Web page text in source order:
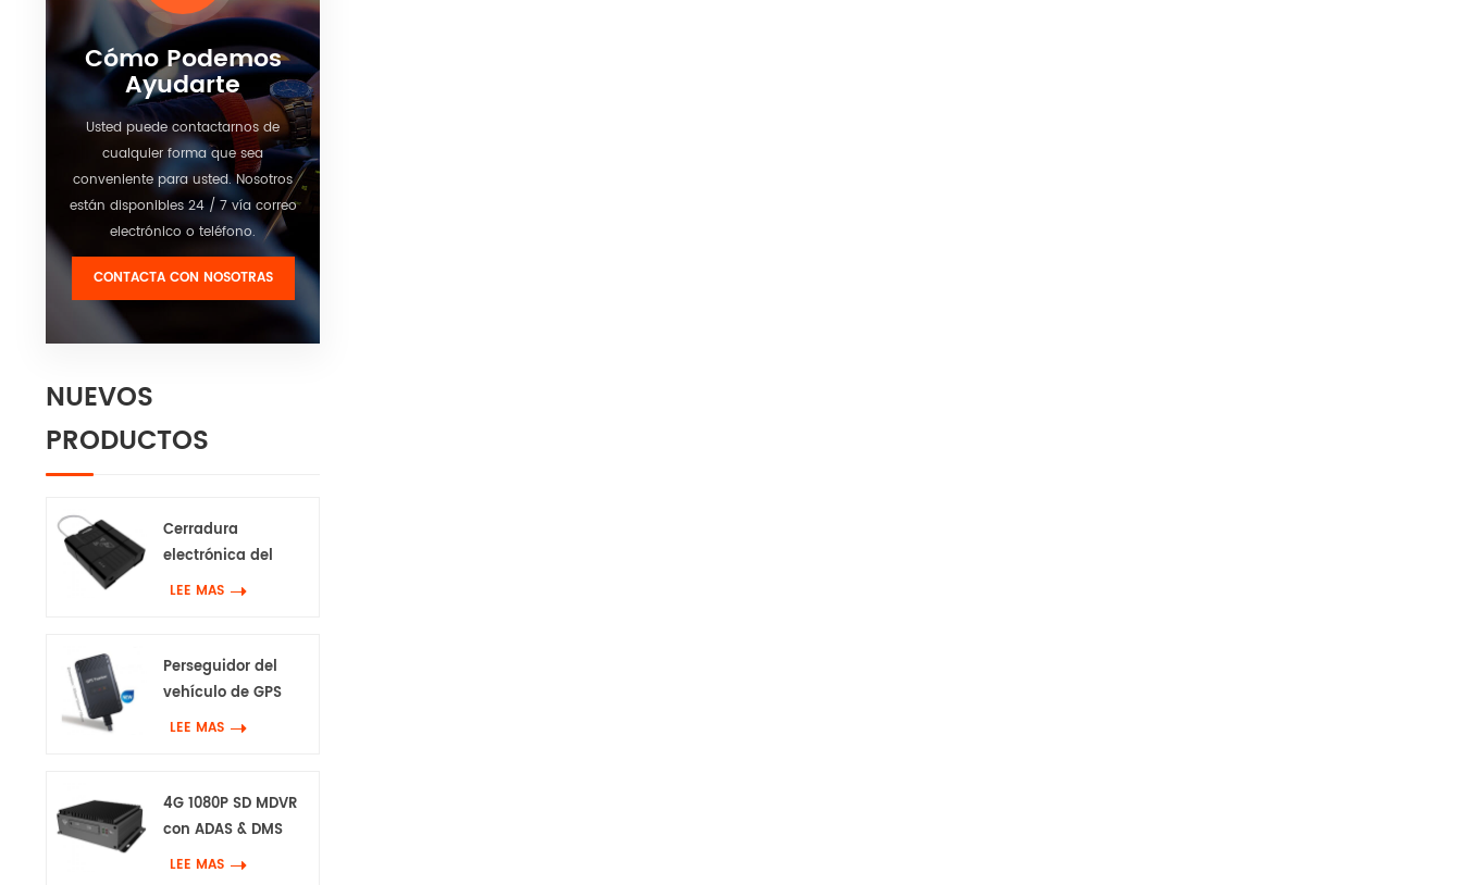
Cómo Podemos
Ayudarte
Usted puede contactarnos de
cualquier forma que sea
conveniente para usted. Nosotros
están disponibles 24 / 7 vía correo
electrónico o teléfono.
CONTACTA CON NOSOTRAS
NUEVOS
PRODUCTOS
Cerradura
electrónica del
perseguidor de 4G
LEE MAS
Perseguidor del
vehículo de GPS
impermeable 4G
LEE MAS
4G 1080P SD MDVR
con ADAS & DMS
LEE MAS